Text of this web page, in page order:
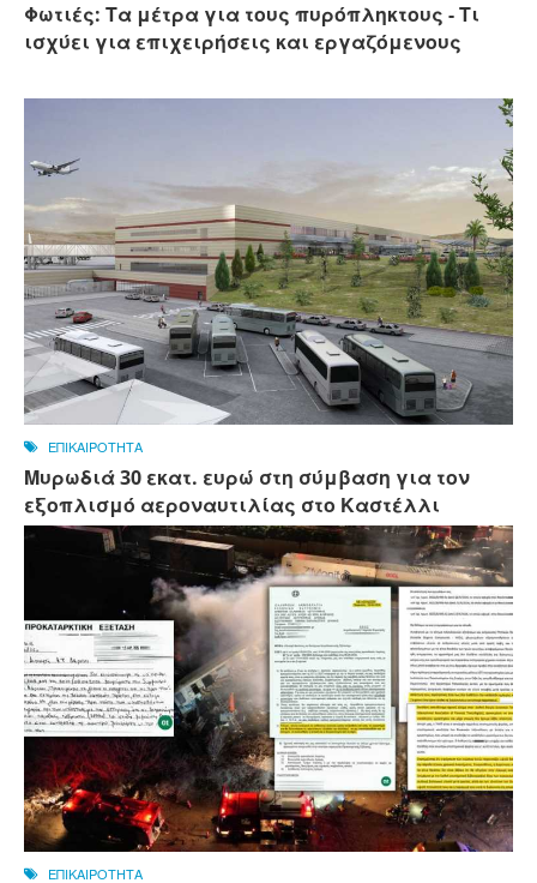
Φωτιές: Τα μέτρα για τους πυρόπληκτους - Τι
ισχύει για επιχειρήσεις και εργαζόμενους
ΕΠΙΚΑΙΡΟΤΗΤΑ
Μυρωδιά 30 εκατ. ευρώ στη σύμβαση για τον
εξοπλισμό αεροναυτιλίας στο Καστέλλι
ΕΠΙΚΑΙΡΟΤΗΤΑ